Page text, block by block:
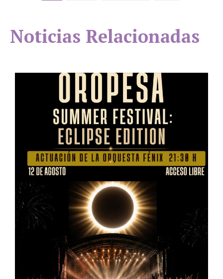
Noticias Relacionadas